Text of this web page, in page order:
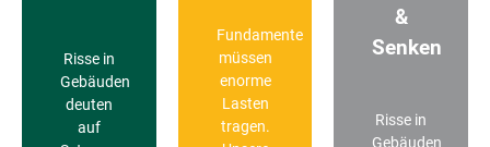
Risse in
Gebäuden
deuten
auf
Fundamente
müssen
enorme
Lasten
tragen.
&
Senken
Risse in
Gebäuden